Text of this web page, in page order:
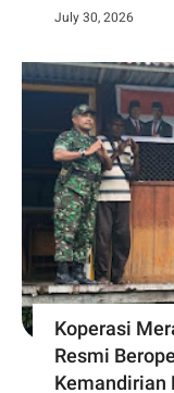
July 30, 2026
Koperasi
Resmi
Kemandirian